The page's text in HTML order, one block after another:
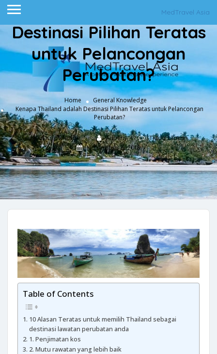
MedTravel Asia
Kenapa Thailand adalah
Destinasi Pilihan Teratas
untuk Pelancongan
Perubatan?
Home
General Knowledge
Kenapa Thailand adalah Destinasi Pilihan Teratas untuk Pelancongan
Perubatan?
General Knowledge Admin
Tiada Ulasan
November 6, 2018
Table of Contents
10 Alasan Teratas untuk memilih Thailand sebagai
destinasi lawatan perubatan anda
1. Penjimatan kos
2. Mutu rawatan yang lebih baik